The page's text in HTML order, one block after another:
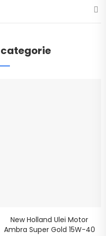
New Holland Ulei Motor
Ambra Super Gold 15W-40